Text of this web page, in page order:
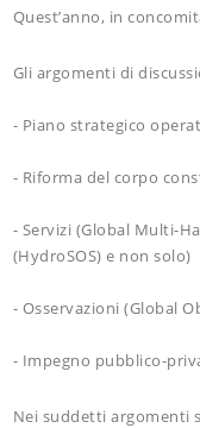
Quest’anno, in
Gli argomenti di
- Piano strategico
- Riforma del corpo
- Servizi (Global Multi-
(HydroSOS) e non solo)
- Osservazioni (Global
- Impegno pubblico-
Nei suddetti argomenti